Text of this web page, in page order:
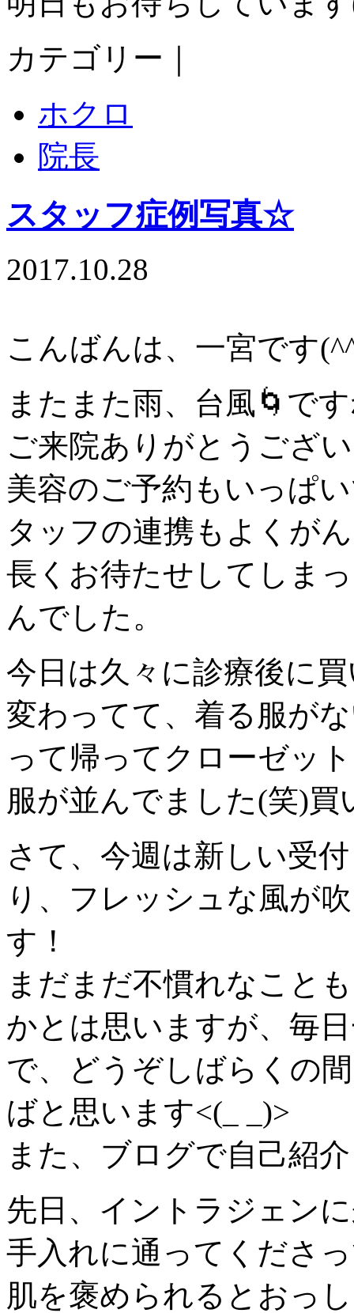
カテゴリー｜
ホクロ
院長
スタッフ症例写真☆
2017.10.28
こんばんは、一宮です
またまた雨、台風🌀で
ご来院ありがとうござ
美容のご予約もいっぱ
タッフの連携もよくが
長くお待たせしてしま
んでした。
今日は久々に診療後に
変わってて、着る服が
って帰ってクローゼッ
服が並んでました(笑)
さて、今週は新しい受
り、フレッシュな風が
す！
まだまだ不慣れなこと
かとは思いますが、毎
で、どうぞしばらくの
ばと思います<(_ _)>
また、ブログで自己紹
先日、イントラジェン
手入れに通ってくださ
肌を褒められるとおっ